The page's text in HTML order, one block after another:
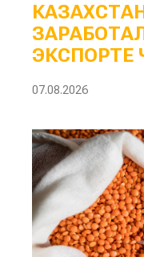
ЭКСПОРТЕ
07.08.2026